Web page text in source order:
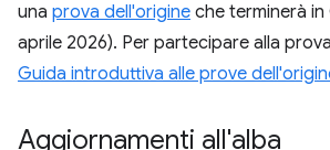
una prova dell'origine che terminerà in
aprile 2026). Per partecipare alla
Guida introduttiva alle prove
Aggiornamenti all'alba